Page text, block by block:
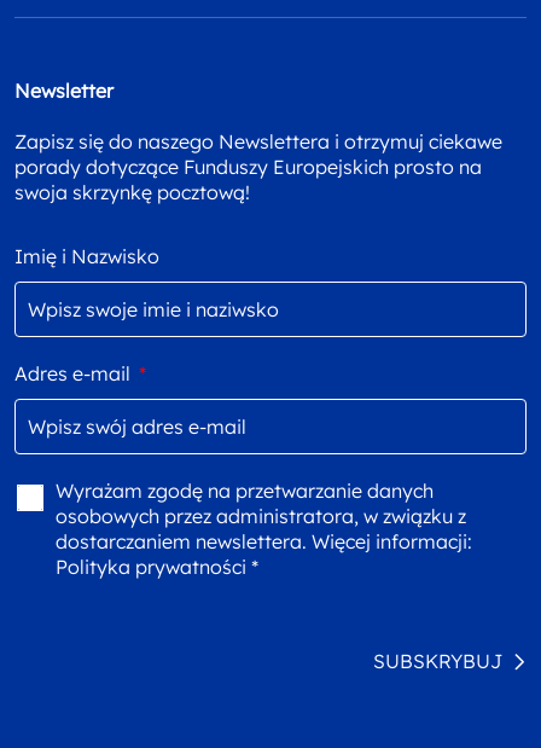
Newsletter
Zapisz się do naszego Newslettera i otrzymuj ciekawe
porady dotyczące Funduszy Europejskich prosto na
swoja skrzynkę pocztową!
Imię i Nazwisko
Adres e-mail *
Wyrażam zgodę na przetwarzanie danych
osobowych przez administratora, w związku z
dostarczaniem newslettera. Więcej informacji:
Polityka prywatności *
SUBSKRYBUJ